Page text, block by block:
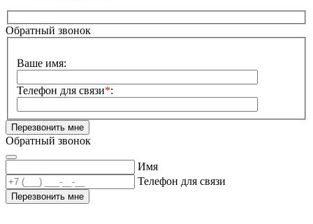
Обратный звонок
Ваше имя:
Телефон для связи*:
Обратный звонок
Имя
Телефон для связи